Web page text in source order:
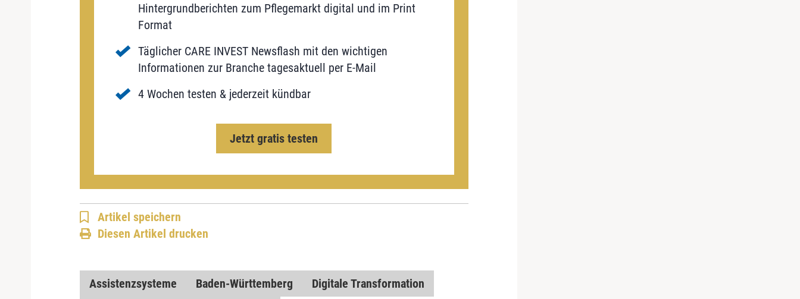
Hintergrundberichten zum Pflegemarkt digital und im Print
Format
Täglicher CARE INVEST Newsflash mit den wichtigen
Informationen zur Branche tagesaktuell per E-Mail
4 Wochen testen & jederzeit kündbar
Jetzt gratis testen
Artikel speichern
Diesen Artikel drucken
Assistenzsysteme Baden-Württemberg Digitale Transformation